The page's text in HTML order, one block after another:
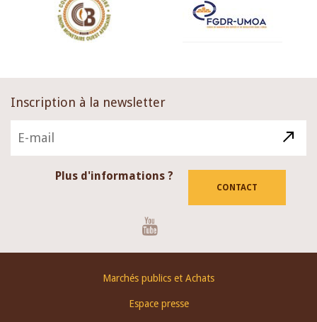
Inscription à la newsletter
Plus d'informations ?
CONTACT
Marchés publics et Achats
Espace presse